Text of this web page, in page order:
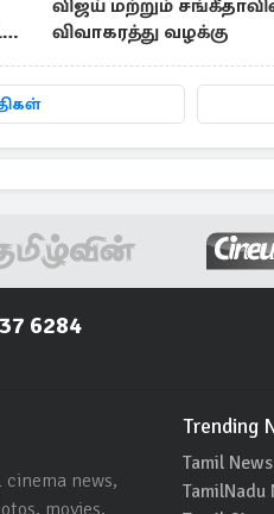
விஜய் மற்றும்
விவாகரத்து வழக்கு
6284
news,
Trending
Tamil News
TamilNadu